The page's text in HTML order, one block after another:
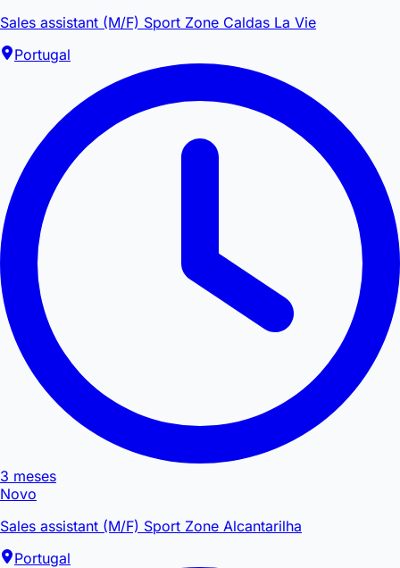
Sales assistant (M/F) Sport Zone Caldas La Vie
Portugal
3 meses
Novo
Sales assistant (M/F) Sport Zone Alcantarilha
Portugal